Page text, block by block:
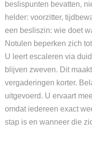
beslispunten bevatten,
helder: voorzitter,
een besliszin: wie doet
Notulen beperken zich
U leert escaleren via
blijven zweven. Dit
vergaderingen korter.
uitgevoerd. U ervaart
omdat iedereen exact
stap is en wanneer die